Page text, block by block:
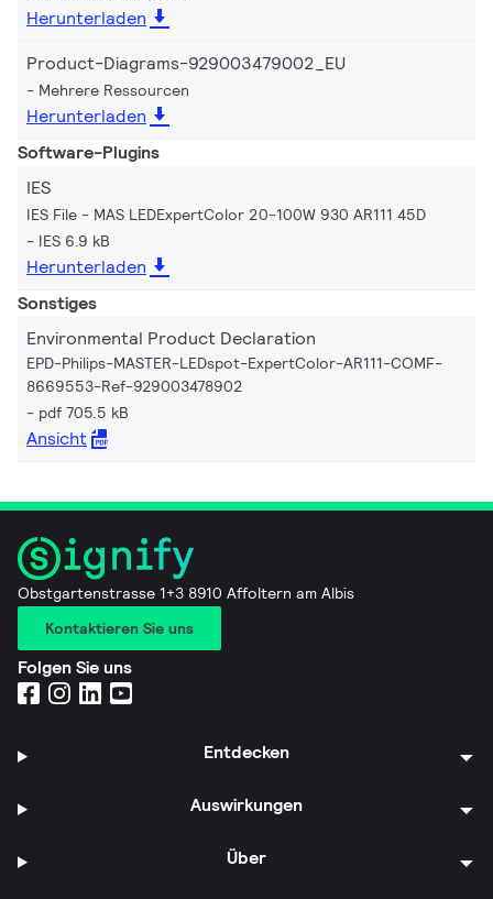
Herunterladen
Product-Diagrams-929003479002_EU
Mehrere Ressourcen
Herunterladen
Software-Plugins
IES
IES File - MAS LEDExpertColor 20-100W 930 AR111 45D
IES 6.9 kB
Herunterladen
Sonstiges
Environmental Product Declaration
EPD-Philips-MASTER-LEDspot-ExpertColor-AR111-COMF-
8669553-Ref-929003478902
pdf 705.5 kB
Ansicht
Obstgartenstrasse 1+3 8910 Affoltern am Albis
Kontaktieren Sie uns
Folgen Sie uns
Entdecken
Auswirkungen
Über